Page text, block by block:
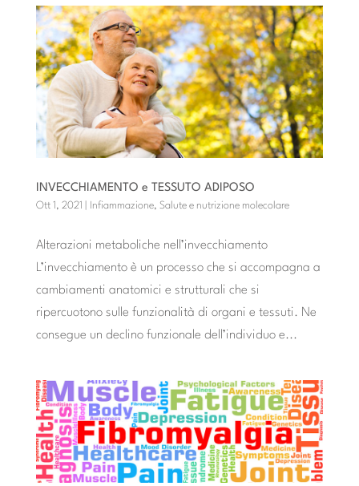
INVECCHIAMENTO e TESSUTO ADIPOSO
Ott 1, 2021 Infiammazione, Salute e nutrizione molecolare
Alterazioni metaboliche nell’invecchiamento
L’invecchiamento è un processo che si accompagna a
cambiamenti anatomici e strutturali che si
ripercuotono sulle funzionalità di organi e tessuti. Ne
consegue un declino funzionale dell’individuo e...